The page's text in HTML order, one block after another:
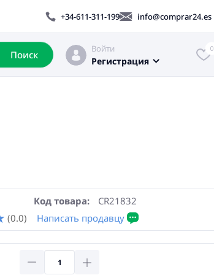
+34-611-311-199 info@comprar24.es
Поиск
Войти
Регистрация
0
Код товара:
CR21832
(0.0)